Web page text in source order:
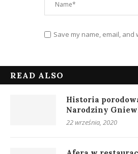
Save my name, email,
READ ALSO
Historia
Narodziny
22 września, 2020